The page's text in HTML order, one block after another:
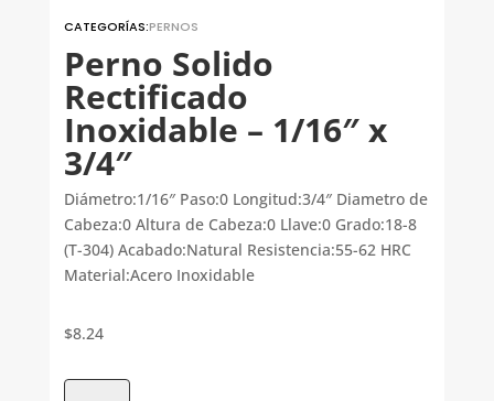
CATEGORÍAS:PERNOS
Perno Solido
Rectificado
Inoxidable – 1/16″ x
3/4″
Diámetro:1/16″ Paso:0 Longitud:3/4″ Diametro de
Cabeza:0 Altura de Cabeza:0 Llave:0 Grado:18-8
(T-304) Acabado:Natural Resistencia:55-62 HRC
Material:Acero Inoxidable
$8.24